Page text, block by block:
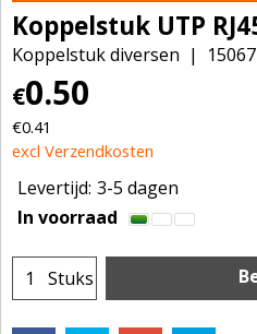
Koppelstuk UTP
Koppelstuk diversen 15067
€0.50
€0.41
excl Verzendkosten
Levertijd: 3-5 dagen
In voorraad
Stuks